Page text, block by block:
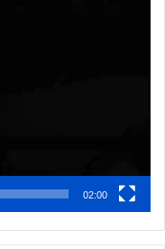
02:00